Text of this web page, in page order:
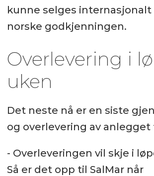
kunne selges
norske godkjenningen.
Overlevering i
uken
Det neste nå er en siste
og overlevering av anlegget
- Overleveringen vil skje i
Så er det opp til SalMar når